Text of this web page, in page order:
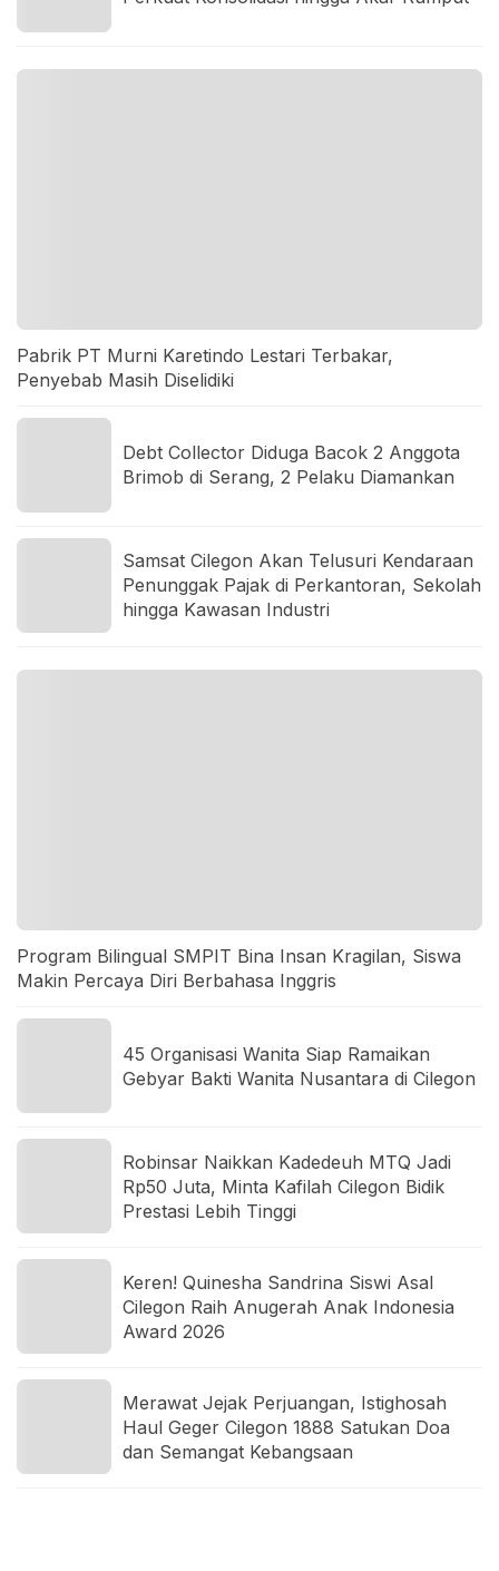
Pabrik PT Murni Karetindo Lestari Terbakar,
Penyebab Masih Diselidiki
Debt Collector Diduga Bacok 2 Anggota
Brimob di Serang, 2 Pelaku Diamankan
Samsat Cilegon Akan Telusuri Kendaraan
Penunggak Pajak di Perkantoran, Sekolah
hingga Kawasan Industri
Program Bilingual SMPIT Bina Insan Kragilan, Siswa
Makin Percaya Diri Berbahasa Inggris
45 Organisasi Wanita Siap Ramaikan
Gebyar Bakti Wanita Nusantara di Cilegon
Robinsar Naikkan Kadedeuh MTQ Jadi
Rp50 Juta, Minta Kafilah Cilegon Bidik
Prestasi Lebih Tinggi
Keren! Quinesha Sandrina Siswi Asal
Cilegon Raih Anugerah Anak Indonesia
Award 2026
Merawat Jejak Perjuangan, Istighosah
Haul Geger Cilegon 1888 Satukan Doa
dan Semangat Kebangsaan